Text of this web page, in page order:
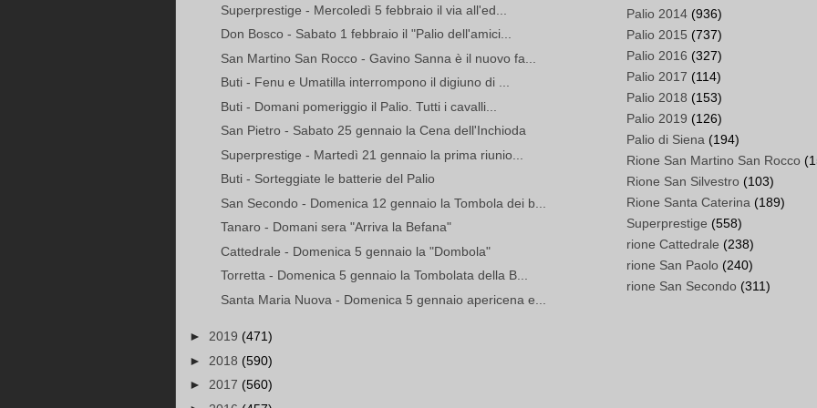
Superprestige - Mercoledì 5 febbraio il via all'ed...
Don Bosco - Sabato 1 febbraio il "Palio dell'amici...
San Martino San Rocco - Gavino Sanna è il nuovo fa...
Buti - Fenu e Umatilla interrompono il digiuno di ...
Buti - Domani pomeriggio il Palio. Tutti i cavalli...
San Pietro - Sabato 25 gennaio la Cena dell'Inchioda
Superprestige - Martedì 21 gennaio la prima riunio...
Buti - Sorteggiate le batterie del Palio
San Secondo - Domenica 12 gennaio la Tombola dei b...
Tanaro - Domani sera "Arriva la Befana"
Cattedrale - Domenica 5 gennaio la "Dombola"
Torretta - Domenica 5 gennaio la Tombolata della B...
Santa Maria Nuova - Domenica 5 gennaio apericena e...
► 2019 (471)
► 2018 (590)
► 2017 (560)
Palio 2014 (936)
Palio 2015 (737)
Palio 2016 (327)
Palio 2017 (114)
Palio 2018 (153)
Palio 2019 (126)
Palio di Siena (194)
Rione San Martino San Rocco
Rione San Silvestro (103)
Rione Santa Caterina (189)
Superprestige (558)
rione Cattedrale (238)
rione San Paolo (240)
rione San Secondo (311)